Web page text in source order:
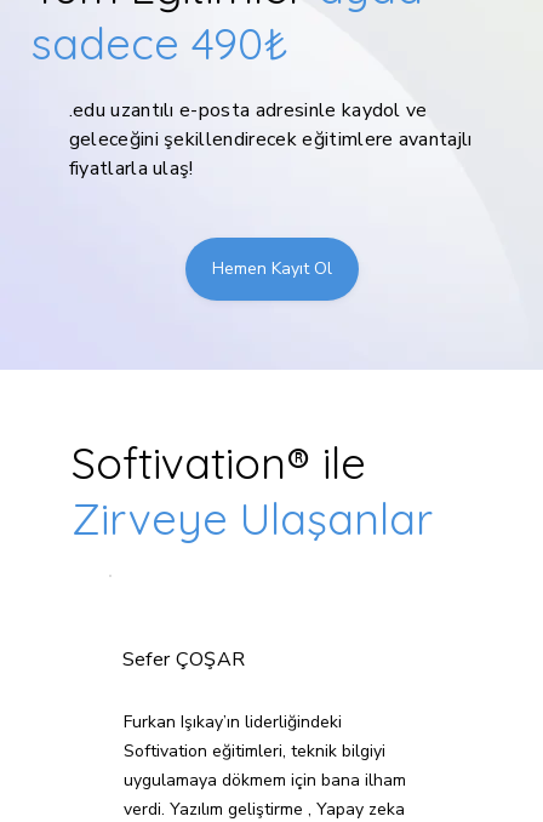
sadece 490₺
.edu uzantılı e-posta adresinle kaydol ve
geleceğini şekillendirecek eğitimlere avantajlı
fiyatlarla ulaş!
Hemen Kayıt Ol
Softivation® ile
Zirveye Ulaşanlar
Sefer ÇOŞAR
Furkan Işıkay’ın liderliğindeki
Softivation eğitimleri, teknik bilgiyi
uygulamaya dökmem için bana ilham
verdi. Yazılım geliştirme , Yapay zeka